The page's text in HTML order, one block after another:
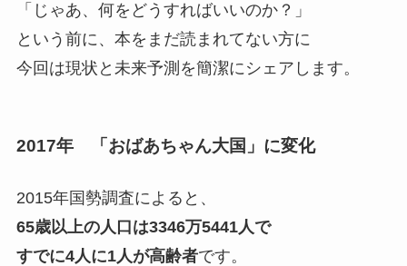
「じゃあ、何をどうすればいいのか？」
という前に、 本をまだ読まれてない方に
今回は現状と未来予測を簡潔にシェアします。
2017年 「おばあちゃん大国」に変化
2015年国勢調査によると、
65歳以上の人口は3346万5441人で
すでに4人に1人が高齢者です。